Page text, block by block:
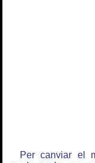
Per canviar el